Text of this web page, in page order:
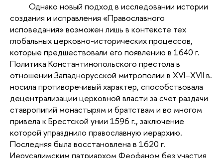
Однако новый подход в исследовании истории
создания и исправления «Православного
исповедания» возможен лишь в контексте тех
глобальных церковно-исторических процессов,
которые предшествовали его появлению в 1640 г.
Политика Константинопольского престола в
отношении Западнорусской митрополии в XVI–XVII в.
носила противоречивый характер, способствовала
децентрализации церковной власти за счет раздачи
ставропигий монастырям и братствам и во многом
привела к Брестской унии 1596 г., заключение
которой упразднило православную иерархию.
Последняя была восстановлена в 1620 г.
Иерусалимским патриархом Феофаном без участия